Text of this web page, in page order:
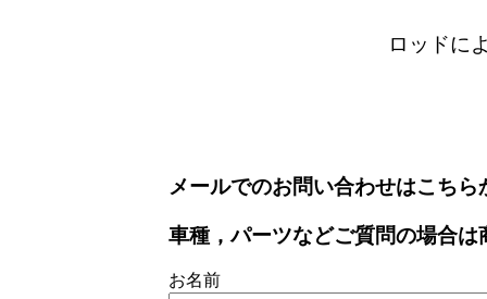
ロッドに
メールでのお問い合わせはこち
車種，パーツなどご質問の場合
お名前